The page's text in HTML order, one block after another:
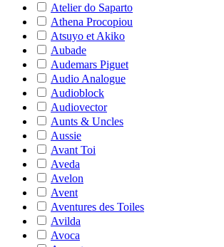
Atelier do Saparto
Athena Procopiou
Atsuyo et Akiko
Aubade
Audemars Piguet
Audio Analogue
Audioblock
Audiovector
Aunts & Uncles
Aussie
Avant Toi
Aveda
Avelon
Avent
Aventures des Toiles
Avilda
Avoca